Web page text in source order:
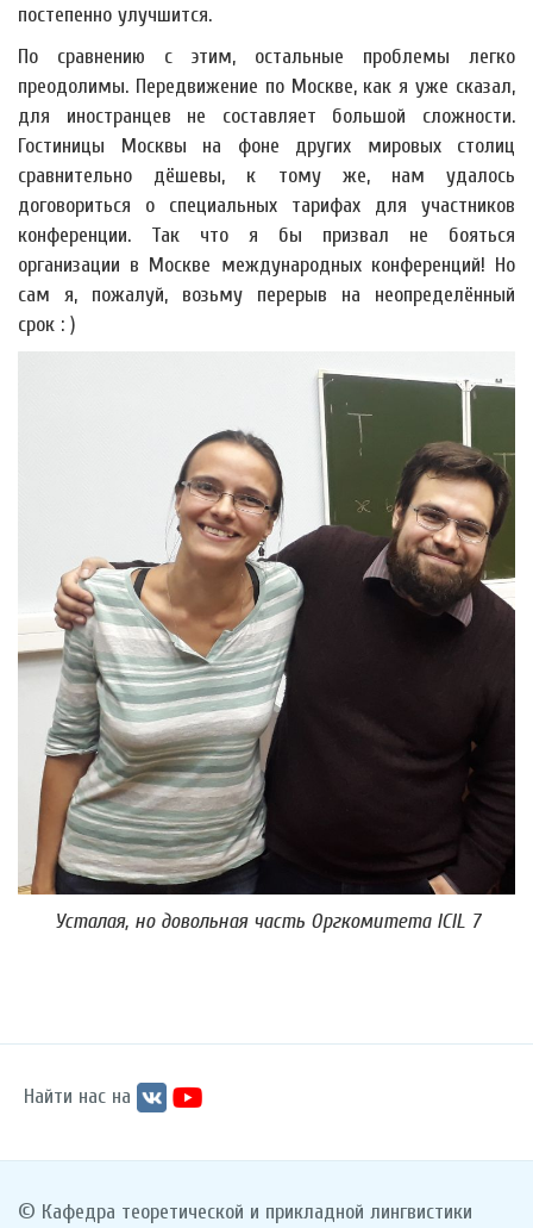
постепенно улучшится.
По сравнению с этим, остальные проблемы легко
преодолимы. Передвижение по Москве, как я уже сказал,
для иностранцев не составляет большой сложности.
Гостиницы Москвы на фоне других мировых столиц
сравнительно дёшевы, к тому же, нам удалось
договориться о специальных тарифах для участников
конференции. Так что я бы призвал не бояться
организации в Москве международных конференций! Но
сам я, пожалуй, возьму перерыв на неопределённый
срок : )
Усталая, но довольная часть Оргкомитета ICIL 7
Найти нас на
© Кафедра теоретической и прикладной лингвистики